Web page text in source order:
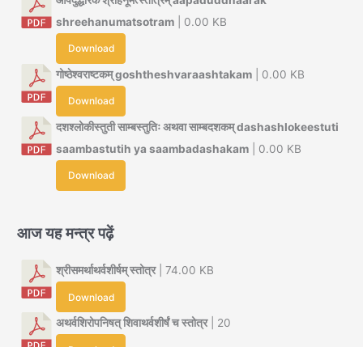
shreehanumatsotram | 0.00 KB
Download
गोष्ठेश्वराष्टकम् goshtheshvaraashtakam | 0.00 KB
Download
दशश्लोकीस्तुती साम्बस्तुतिः अथवा साम्बदशकम् dashashlokeestuti
saambastutih ya saambadashakam | 0.00 KB
Download
आज यह मन्त्र पढ़ें
श्रीसमर्थाथर्वशीर्षम् स्तोत्र| 74.00 KB
Download
अथर्वशिरोपनिषत् शिवाथर्वशीर्षं च स्तोत्र| 20